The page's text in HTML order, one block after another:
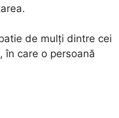
de mulți dintre cei
în care o persoană